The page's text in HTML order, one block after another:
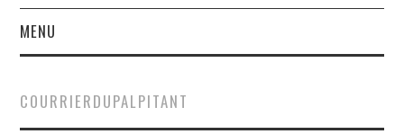
MENU
COURRIERDUPALPITANT